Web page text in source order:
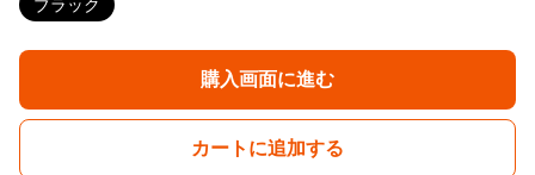
ブラック
購入画面に進む
カートに追加する